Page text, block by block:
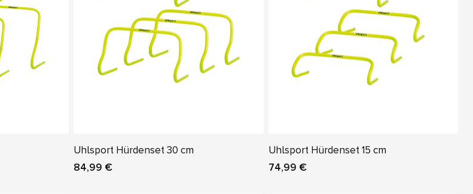
Uhlsport Hürdenset 30 cm
84,99 €
Uhlsport Hürdenset 15 cm
74,99 €